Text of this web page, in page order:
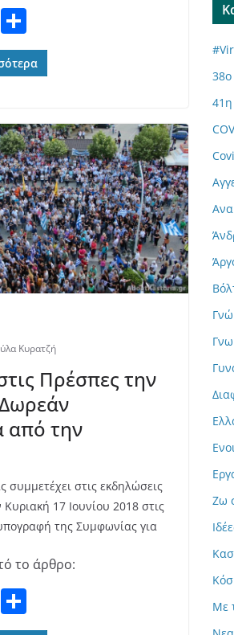
Μ
οι
ρ
σ
τε
ίτ
ε
Κυρατζή
Πρέσπες την
από την
συμμετέχει στις εκδηλώσεις
17 Ιουνίου 2018 στις
της Συμφωνίας για
το άρθρο:
Μ
οι
Ζω
Με